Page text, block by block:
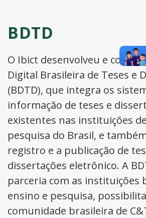
BDTD
O Ibict desenvolveu e
Digital Brasileira de Teses e
(BDTD), que integra os
informação de teses e
existentes nas instituições
pesquisa do Brasil, e
registro e a publicação de
dissertações eletrônico. A
parceria com as instituições
ensino e pesquisa,
comunidade brasileira de